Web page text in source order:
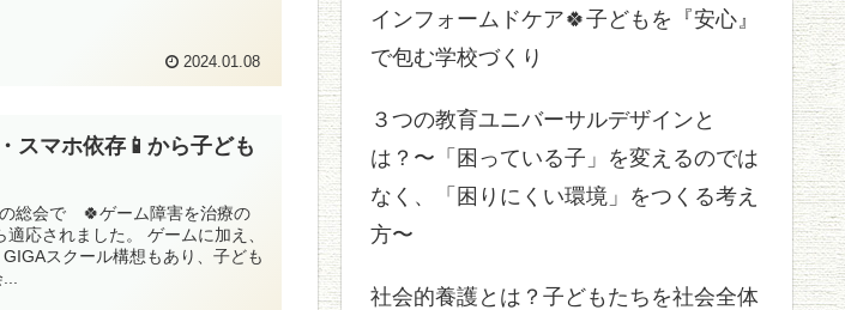
2024.01.08
マホ依存📱から子ども
総会で 🍀ゲーム障害を治療の
応されました。 ゲームに加え、
スクール構想もあり、子ども
インフォームドケア🍀子どもを『安心』
で包む学校づくり
３つの教育ユニバーサルデザインと
は？〜「困っている子」を変えるのでは
なく、「困りにくい環境」をつくる考え
方〜
社会的養護とは？子どもたちを社会全体